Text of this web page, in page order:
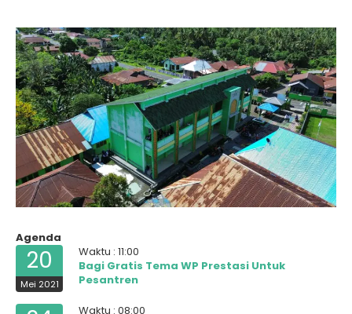
Agenda
20
Mei 2021
Waktu : 11:00
Bagi Gratis Tema WP Prestasi Untuk
Pesantren
Waktu : 08:00